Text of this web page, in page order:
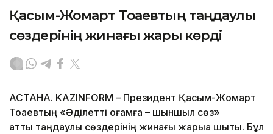
Қасым-Жомарт Тоқаевтың таңдаулы
сөздерінің жинағы жарық көрді
АСТАНА. KAZINFORM – Президент Қасым-Жомарт
Тоқаевтың «Әділетті қоғамға – шыншыл сөз»
атты таңдаулы сөздерінің жинағы жарыққа шықты. Бұл